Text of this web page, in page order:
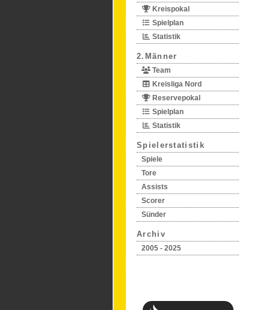
Kreispokal
Spielplan
Statistik
2.Männer
Team
Kreisliga Nord
Reservepokal
Spielplan
Statistik
Spielerstatistik
Spiele
Tore
Assists
Scorer
Sünder
Archiv
2005 - 2025